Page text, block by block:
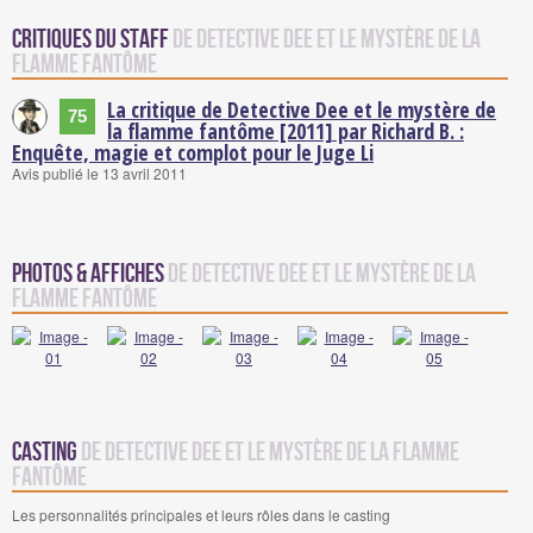
Critiques du staffde Detective Dee et le mystère de la
flamme fantôme
75 La critique de Detective Dee et le mystère de
la flamme fantôme [2011] par Richard B. :
Enquête, magie et complot pour le Juge Li
Avis publié le 13 avril 2011
Photos & Affichesde Detective Dee et le mystère de la
flamme fantôme
Casting de Detective Dee et le mystère de la flamme
fantôme
Les personnalités principales et leurs rôles dans le casting